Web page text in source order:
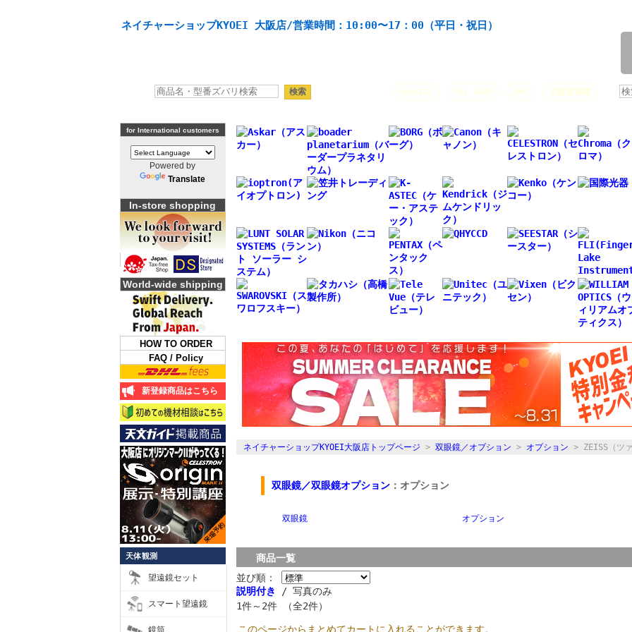
ネイチャーショップKYOEI 大阪店/営業時間：10:00〜17：00（平日・祝日）
Seestar ASI 2600 HAC 太陽望遠鏡
for International customers
Powered by
Translate
In-store shopping
World-wide shipping
HOW TO ORDER
FAQ / Policy
新登録商品はこちら
天体観測
望遠鏡セット
スマート望遠鏡
鏡筒
ネイチャーショップKYOEI大阪店トップページ > 双眼鏡／オプション > オプション > ZEISS（ツ
双眼鏡／双眼鏡オプション：オプション
双眼鏡 オプション
商品一覧
並び順：
説明付き / 写真のみ
1件～2件 （全2件）
このページからまとめてカートに入れることができます。